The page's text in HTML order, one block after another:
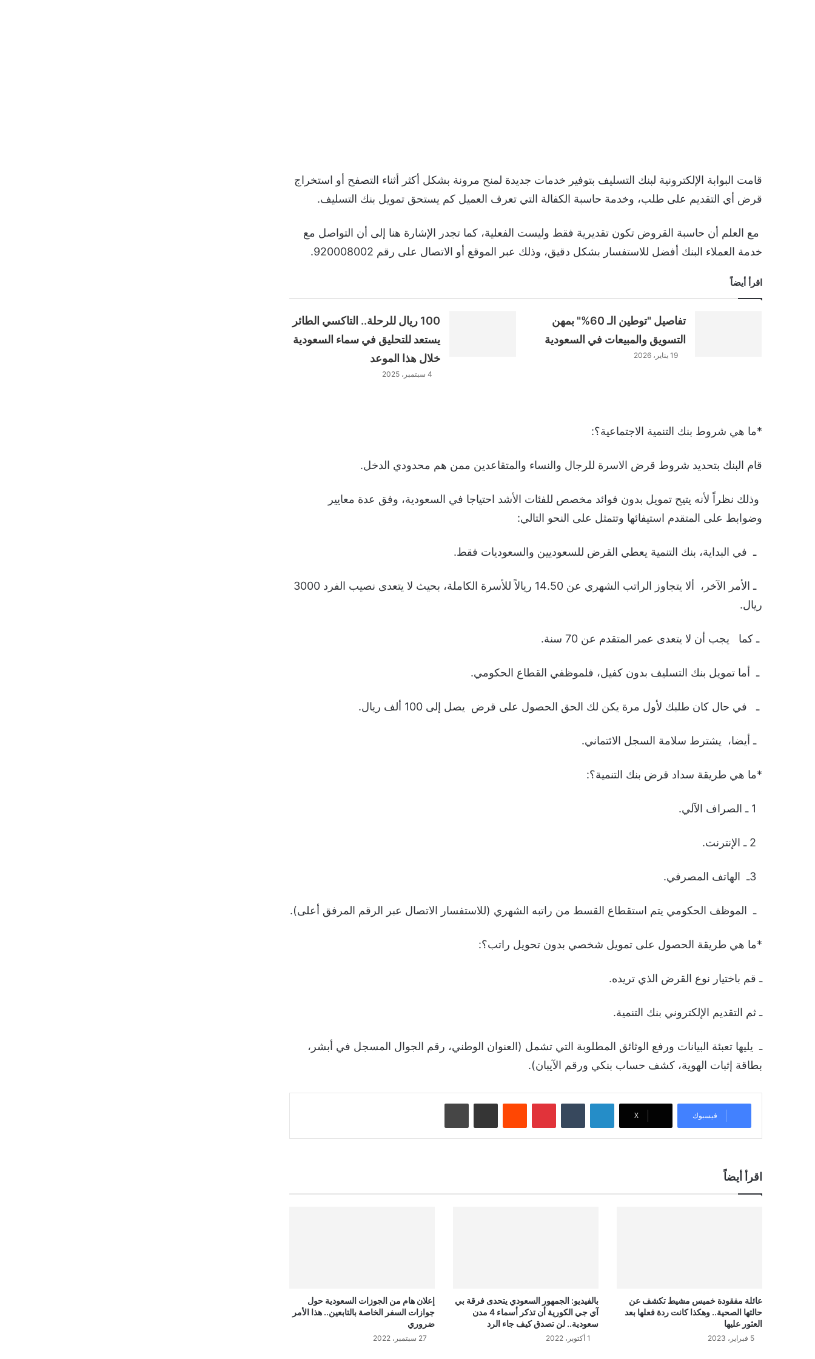
قامت البوابة الإلكترونية لبنك التسليف بتوفير خدمات جديدة لمنح مرونة بشكل أكثر أثناء التصفح أو استخراج
قرض أي التقديم على طلب، وخدمة حاسبة الكفالة التي تعرف العميل كم يستحق تمويل بنك التسليف.
مع العلم أن حاسبة القروض تكون تقديرية فقط وليست الفعلية، كما تجدر الإشارة هنا إلى أن التواصل مع
خدمة العملاء البنك أفضل للاستفسار بشكل دقيق، وذلك عبر الموقع أو الاتصال على رقم 920008002.
اقرأ أيضاً
تفاصيل "توطين الـ 60%" بمهن
التسويق والمبيعات في السعودية
19 يناير، 2026
100 ريال للرحلة.. التاكسي الطائر
يستعد للتحليق في سماء السعودية
خلال هذا الموعد
4 سبتمبر، 2025
*ما هي شروط بنك التنمية الاجتماعية؟:
قام البنك بتحديد شروط قرض الاسرة للرجال والنساء والمتقاعدين ممن هم محدودي الدخل.
وذلك نظراً لأنه يتيح تمويل بدون فوائد مخصص للفئات الأشد احتياجا في السعودية، وفق عدة معايير
وضوابط على المتقدم استيفائها وتتمثل على النحو التالي:
ـ في البداية، بنك التنمية يعطي القرض للسعوديين والسعوديات فقط.
ـ الأمر الآخر، ألا يتجاوز الراتب الشهري عن 14.50 ريالاً للأسرة الكاملة، بحيث لا يتعدى نصيب الفرد 3000
ريال.
ـ كما يجب أن لا يتعدى عمر المتقدم عن 70 سنة.
ـ أما تمويل بنك التسليف بدون كفيل، فلموظفي القطاع الحكومي.
ـ في حال كان طلبك لأول مرة يكن لك الحق الحصول على قرض يصل إلى 100 ألف ريال.
ـ أيضا، يشترط سلامة السجل الائتماني.
*ما هي طريقة سداد قرض بنك التنمية؟:
ـ الموظف الحكومي يتم استقطاع القسط من راتبه الشهري (للاستفسار الاتصال عبر الرقم المرفق أعلى).
*ما هي طريقة الحصول على تمويل شخصي بدون تحويل راتب؟:
ـ قم باختيار نوع القرض الذي تريده.
ـ ثم التقديم الإلكتروني بنك التنمية.
ـ يليها تعبئة البيانات ورفع الوثائق المطلوبة التي تشمل (العنوان الوطني، رقم الجوال المسجل في أبشر،
بطاقة إثبات الهوية، كشف حساب بنكي ورقم الآيبان).
فيسبوك ‫X
لينكدإن بينتيريست
اقرأ أيضاً
عائلة مفقودة خميس مشيط تكشف عن
حالتها الصحية.. وهكذا كانت ردة فعلها بعد
العثور عليها
5 فبراير، 2023
بالفيديو: الجمهور السعودي يتحدى فرقة بي
آي جي الكورية أن تذكر أسماء 4 مدن
سعودية.. لن تصدق كيف جاء الرد
1 أكتوبر، 2022
إعلان هام من الجوزات السعودية حول
جوازات السفر الخاصة بالتابعين.. هذا الأمر
ضروري
27 سبتمبر، 2022